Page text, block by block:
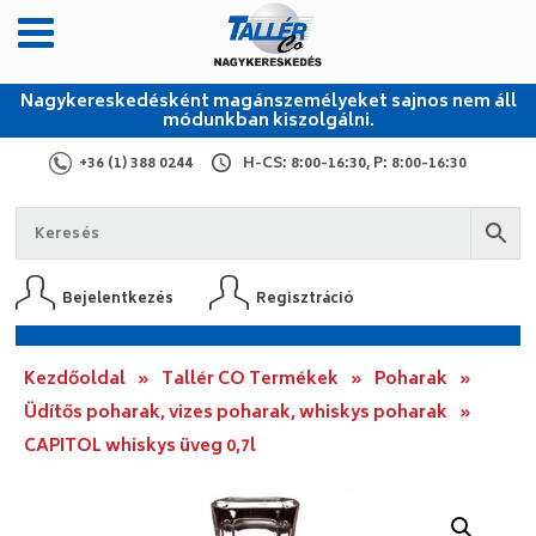
Nagykereskedésként magánszemélyeket sajnos nem áll
módunkban kiszolgálni.
+36 (1) 388 0244 H-CS: 8:00-16:30, P: 8:00-16:30
Bejelentkezés Regisztráció
Kezdőoldal » Tallér CO Termékek » Poharak »
Üdítős poharak, vizes poharak, whiskys poharak »
CAPITOL whiskys üveg 0,7l